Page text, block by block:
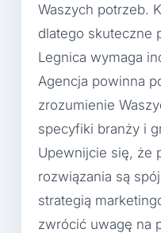
Waszych potrzeb.
dlatego skuteczne
Legnica wymaga
Agencja powinna
zrozumienie
specyfiki branży i
Upewnijcie się, że
rozwiązania są
strategią
zwrócić uwagę na